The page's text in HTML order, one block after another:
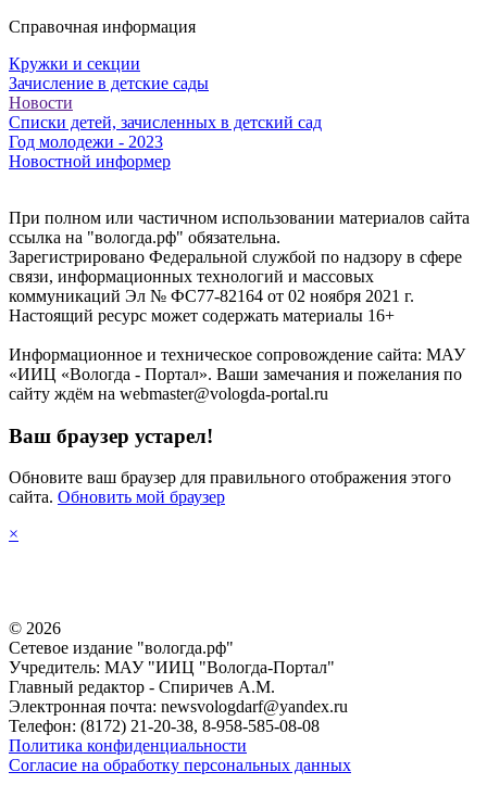
Справочная информация
Кружки и секции
Зачисление в детские сады
Новости
Списки детей, зачисленных в детский сад
Год молодежи - 2023
© 2026
Сетевое издание "вологда.рф"
Учредитель: МАУ "ИИЦ "Вологда-Портал"
Главный редактор - Спиричев А.М.
Электронная почта: newsvologdarf@yandex.ru
Телефон: (8172) 21-20-38, 8-958-585-08-08
Политика конфиденциальности
Согласие на обработку персональных данных
Новостной информер
При полном или частичном использовании материалов сайта
ссылка на "вологда.рф" обязательна.
Зарегистрировано Федеральной службой по надзору в сфере
связи, информационных технологий и массовых
коммуникаций Эл № ФС77-82164 от 02 ноября 2021 г.
Настоящий ресурс может содержать материалы 16+
Информационное и техническое сопровождение сайта: МАУ
«ИИЦ «Вологда - Портал». Ваши замечания и пожелания по
сайту ждём на webmaster@vologda-portal.ru
Ваш браузер устарел!
Обновите ваш браузер для правильного отображения этого
сайта. Обновить мой браузер
×